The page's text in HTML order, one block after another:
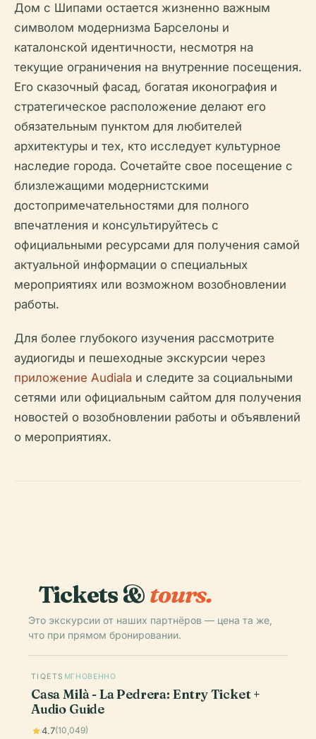
Дом с Шипами остается жизненно важным
символом модернизма Барселоны и
каталонской идентичности, несмотря на
текущие ограничения на внутренние посещения.
Его сказочный фасад, богатая иконография и
стратегическое расположение делают его
обязательным пунктом для любителей
архитектуры и тех, кто исследует культурное
наследие города. Сочетайте свое посещение с
близлежащими модернистскими
достопримечательностями для полного
впечатления и консультируйтесь с
официальными ресурсами для получения самой
актуальной информации о специальных
мероприятиях или возможном возобновлении
работы.
Для более глубокого изучения рассмотрите
аудиогиды и пешеходные экскурсии через
приложение Audiala и следите за социальными
сетями или официальным сайтом для получения
новостей о возобновлении работы и объявлений
о мероприятиях.
Tickets &tours.
Это экскурсии от наших партнёров — цена та же,
что при прямом бронировании.
TIQETS МГНОВЕННО
Casa Milà - La Pedrera: Entry Ticket +
Audio Guide
4.7(10,049)